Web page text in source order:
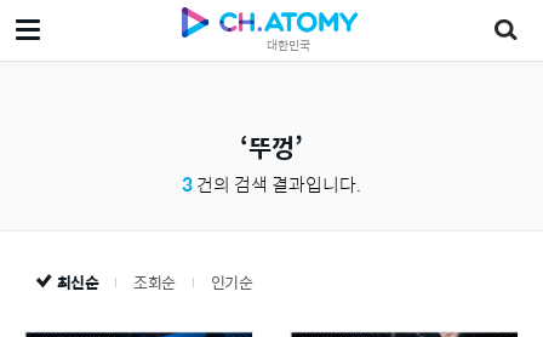
대한민국
뚜껑
3건의 검색 결과입니다.
최신순 조회순 인기순